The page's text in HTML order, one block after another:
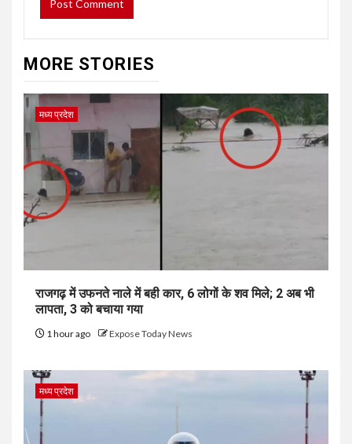
MORE STORIES
मध्य प्रदेश
राजगढ़ में उफनते नाले में बही कार, 6 लोगों के शव मिले; 2 अब भी
लापता, 3 को बचाया गया
1 hour ago Expose Today News
मध्य प्रदेश